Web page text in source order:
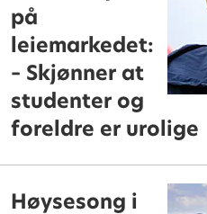
på
leiemarkedet:
– Skjønner at
studenter og
foreldre er urolige
Høysesong i